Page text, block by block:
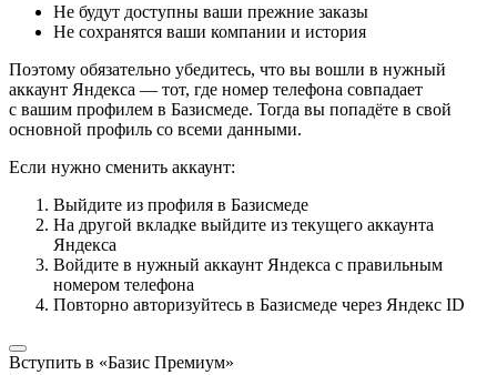
Не будут доступны ваши прежние заказы
Не сохранятся ваши компании и история
Поэтому обязательно убедитесь, что вы вошли в нужный
аккаунт Яндекса — тот, где номер телефона совпадает
с вашим профилем в Базисмеде. Тогда вы попадёте в свой
основной профиль со всеми данными.
Если нужно сменить аккаунт:
Выйдите из профиля в Базисмеде
На другой вкладке выйдите из текущего аккаунта
Яндекса
Войдите в нужный аккаунт Яндекса с правильным
номером телефона
Повторно авторизуйтесь в Базисмеде через Яндекс ID
Вступить в «Базис Премиум»